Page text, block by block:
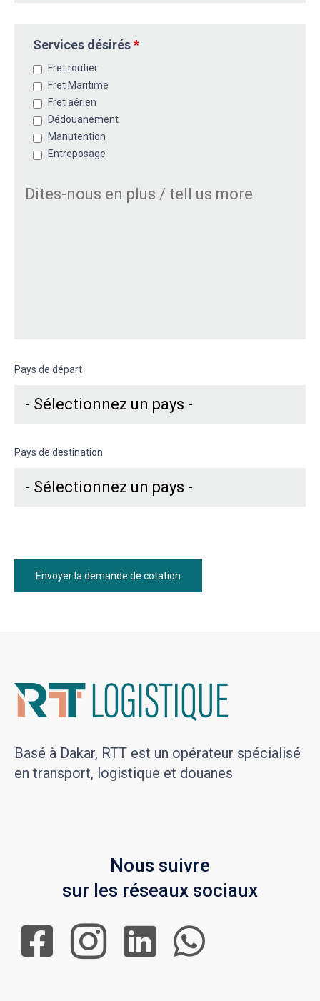
Services désirés*
Fret routier
Fret Maritime
Fret aérien
Dédouanement
Manutention
Entreposage
Pays de départ
Pays de destination
Basé à Dakar, RTT est un opérateur spécialisé
en transport, logistique et douanes
Nous suivre
sur les réseaux sociaux